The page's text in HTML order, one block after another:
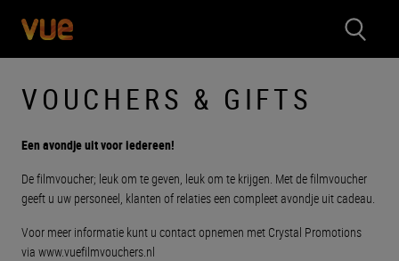
VOUCHERS & GIFTS
Een avondje uit voor iedereen!
De filmvoucher; leuk om te geven, leuk om te krijgen. Met de filmvoucher
geeft u uw personeel, klanten of relaties een compleet avondje uit cadeau.
Voor meer informatie kunt u contact opnemen met Crystal Promotions
via www.vuefilmvouchers.nl